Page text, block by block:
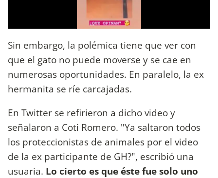
Sin embargo, la polémica tiene que ver con
que el gato no puede moverse y se cae en
numerosas oportunidades. En paralelo, la ex
hermanita se ríe carcajadas.
En Twitter se refirieron a dicho video y
señalaron a Coti Romero. "Ya saltaron todos
los proteccionistas de animales por el video
de la ex participante de GH?", escribió una
usuaria. Lo cierto es que éste fue solo uno